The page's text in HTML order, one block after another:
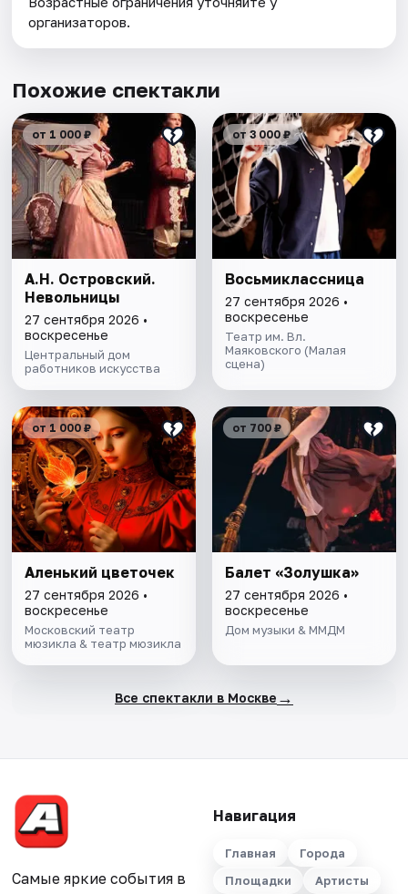
организаторов.
Похожие спектакли
от 1 000 ₽
А.Н. Островский.
Невольницы
27 сентября 2026 •
воскресенье
Центральный дом
работников искусства
от 3 000 ₽
Восьмиклассница
27 сентября 2026 •
воскресенье
Театр им. Вл.
Маяковского (Малая
сцена)
от 1 000 ₽
Аленький цветочек
27 сентября 2026 •
воскресенье
Московский театр
мюзикла & театр мюзикла
от 700 ₽
Балет «Золушка»
27 сентября 2026 •
воскресенье
Дом музыки & ММДМ
Все спектакли в Москве →
Самые яркие события в
Навигация
Главная
Города
Площадки
Артисты